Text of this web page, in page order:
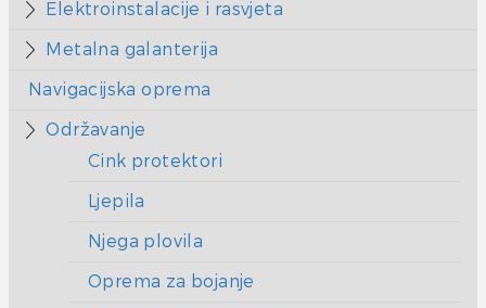
Elektroinstalacije i rasvjeta
Metalna galanterija
Navigacijska oprema
Održavanje
Cink protektori
Ljepila
Njega plovila
Oprema za bojanje